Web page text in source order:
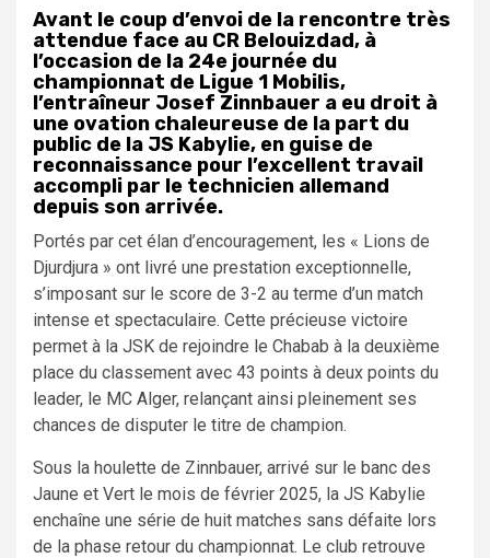
Avant le coup d’envoi de la rencontre très
attendue face au CR Belouizdad, à
l’occasion de la 24e journée du
championnat de Ligue 1 Mobilis,
l’entraîneur Josef Zinnbauer a eu droit à
une ovation chaleureuse de la part du
public de la JS Kabylie, en guise de
reconnaissance pour l’excellent travail
accompli par le technicien allemand
depuis son arrivée.
Portés par cet élan d’encouragement, les « Lions de
Djurdjura » ont livré une prestation exceptionnelle,
s’imposant sur le score de 3-2 au terme d’un match
intense et spectaculaire. Cette précieuse victoire
permet à la JSK de rejoindre le Chabab à la deuxième
place du classement avec 43 points à deux points du
leader, le MC Alger, relançant ainsi pleinement ses
chances de disputer le titre de champion.
Sous la houlette de Zinnbauer, arrivé sur le banc des
Jaune et Vert le mois de février 2025, la JS Kabylie
enchaîne une série de huit matches sans défaite lors
de la phase retour du championnat. Le club retrouve